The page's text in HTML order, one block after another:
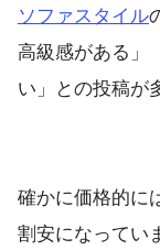
ソファスタイル
高級感がある」
い」との投稿が
確かに価格的に
割安になってい